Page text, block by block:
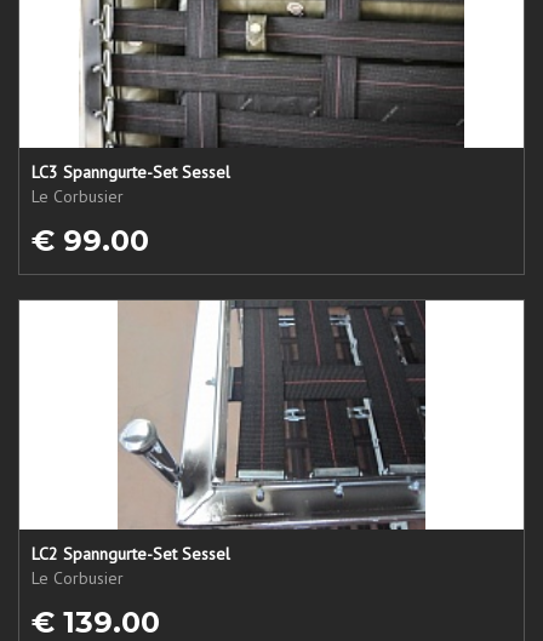
LC3 Spanngurte-Set Sessel
Le Corbusier
€ 99.00
LC2 Spanngurte-Set Sessel
Le Corbusier
€ 139.00